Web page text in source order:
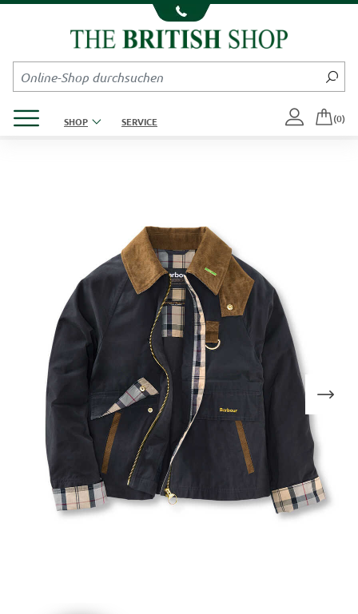
Kompletten Head der Seite überspringen
SHOP SERVICE (0)